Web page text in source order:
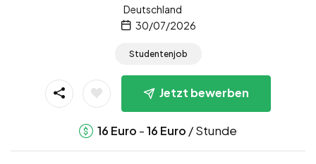
Deutschland
30/07/2026
Studentenjob
Jetzt bewerben
16 Euro -16 Euro / Stunde